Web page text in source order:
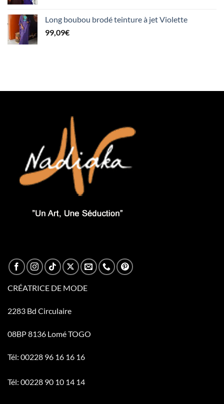
Long boubou brodé teinture à jet Violette
99,09€
CRÉATRICE DE MODE
2283 Bd Circulaire
08BP 8136 Lomé TOGO
Tél: 00228 96 16 16 16
Tél: 00228 90 10 14 14